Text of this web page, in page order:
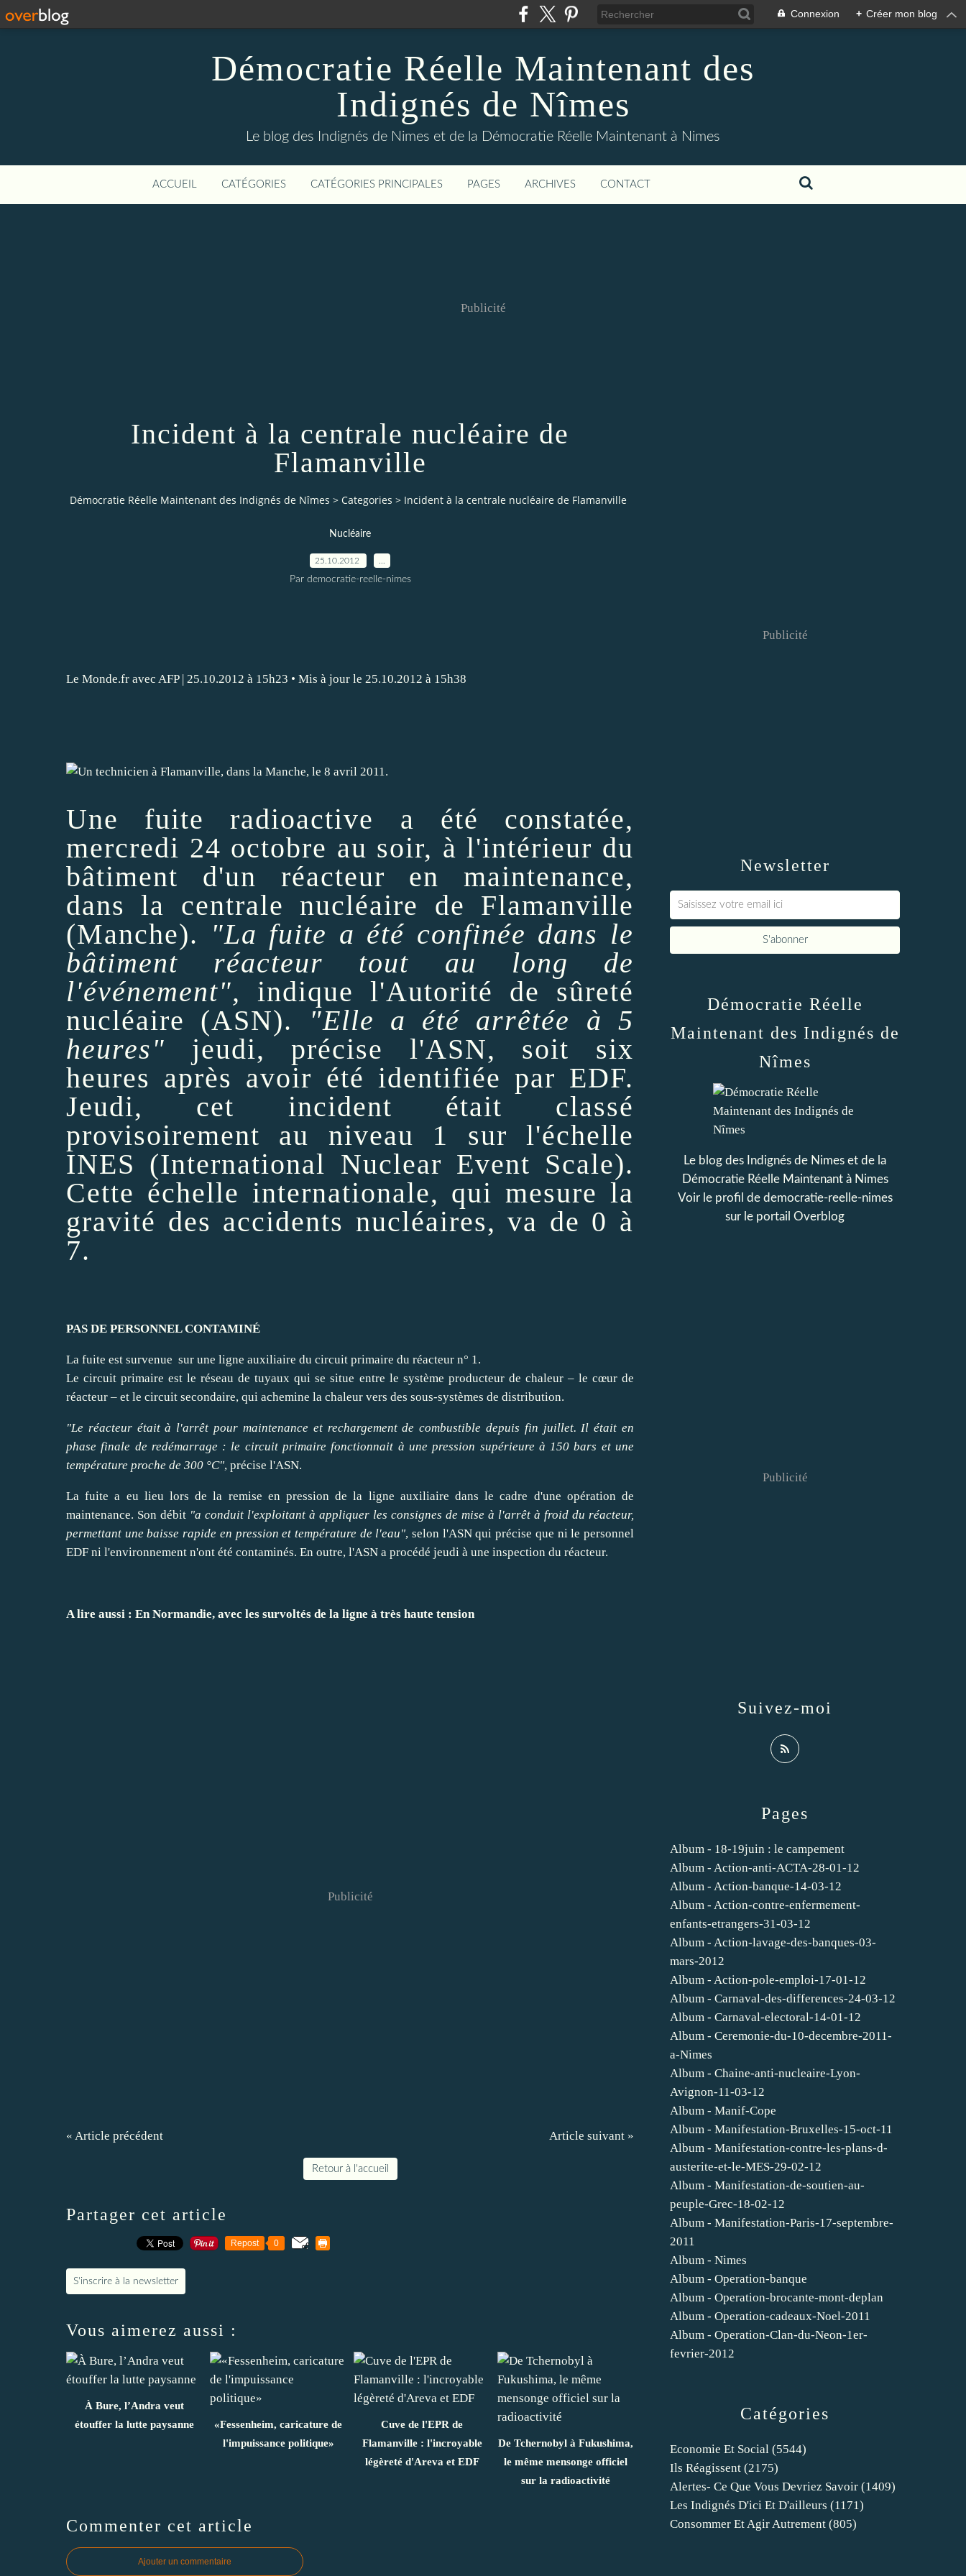
Connexion + Créer mon blog
Démocratie Réelle Maintenant des
Indignés de Nîmes
Le blog des Indignés de Nimes et de la Démocratie Réelle Maintenant à Nimes
ACCUEIL CATÉGORIES CATÉGORIES PRINCIPALES PAGES ARCHIVES CONTACT
Publicité
Incident à la centrale nucléaire de
Flamanville
Démocratie Réelle Maintenant des Indignés de Nîmes > Categories > Incident à la centrale nucléaire de Flamanville
Nucléaire
25.10.2012
Par democratie-reelle-nimes
Le Monde.fr avec AFP| 25.10.2012 à 15h23 • Mis à jour le 25.10.2012 à 15h38
Une fuite radioactive a été constatée,
mercredi 24 octobre au soir, à l'intérieur du
bâtiment d'un réacteur en maintenance,
dans la centrale nucléaire de Flamanville
(Manche). "La fuite a été confinée dans le
bâtiment réacteur tout au long de
l'événement", indique l'Autorité de sûreté
nucléaire (ASN).
"Elle a été arrêtée à 5
heures" jeudi, précise l'ASN, soit six
heures après avoir été identifiée par EDF.
Jeudi, cet incident était classé
provisoirement au niveau 1 sur l'échelle
INES (International Nuclear Event Scale).
Cette échelle internationale, qui mesure la
gravité des accidents nucléaires, va de 0 à
7.
PAS DE PERSONNEL CONTAMINÉ
La fuite est survenue sur une ligne auxiliaire du circuit primaire du réacteur n° 1.
Le circuit primaire est le réseau de tuyaux qui se situe entre le système producteur de chaleur – le cœur de
réacteur – et le circuit secondaire, qui achemine la chaleur vers des sous-systèmes de distribution.
"Le réacteur était à l'arrêt pour maintenance et rechargement de combustible depuis fin juillet. Il était en
phase finale de redémarrage : le circuit primaire fonctionnait à une pression supérieure à 150 bars et une
température proche de 300 °C", précise l'ASN.
La fuite a eu lieu lors de la remise en pression de la ligne auxiliaire dans le cadre d'une opération de
maintenance. Son débit "a conduit l'exploitant à appliquer les consignes de mise à l'arrêt à froid du réacteur,
permettant une baisse rapide en pression et température de l'eau", selon l'ASN qui précise que ni le personnel
EDF ni l'environnement n'ont été contaminés. En outre, l'ASN a procédé jeudi à une inspection du réacteur.
Alire aussi : En Normandie, avec les survoltés de la ligne à très haute tension
Publicité
« Article précédent Article suivant »
Retour à l'accueil
Partager cet article
Repost 0
S'inscrire à la newsletter
Vous aimerez aussi :
À Bure, l’Andra veut
étouffer la lutte paysanne
«Fessenheim, caricature de
l'impuissance politique»
Cuve de l'EPR de
Flamanville : l'incroyable
légèreté d'Areva et EDF
De Tchernobyl à Fukushima,
le même mensonge officiel
sur la radioactivité
Commenter cet article
Ajouter un commentaire
Newsletter
Publicité
Catégories
Economie Et Social (5544)
Ils Réagissent (2175)
Alertes- Ce Que Vous Devriez Savoir (1409)
Les Indignés D'ici Et D'ailleurs (1171)
Consommer Et Agir Autrement (805)
Pages
Album - 18-19juin : le campement
Album - Action-anti-ACTA-28-01-12
Album - Action-banque-14-03-12
Album - Action-contre-enfermement-
enfants-etrangers-31-03-12
Album - Action-lavage-des-banques-03-
mars-2012
Album - Action-pole-emploi-17-01-12
Album - Carnaval-des-differences-24-03-12
Album - Carnaval-electoral-14-01-12
Album - Ceremonie-du-10-decembre-2011-
a-Nimes
Album - Chaine-anti-nucleaire-Lyon-
Avignon-11-03-12
Album - Manif-Cope
Album - Manifestation-Bruxelles-15-oct-11
Album - Manifestation-contre-les-plans-d-
austerite-et-le-MES-29-02-12
Album - Manifestation-de-soutien-au-
peuple-Grec-18-02-12
Album - Manifestation-Paris-17-septembre-
2011
Album - Nimes
Album - Operation-banque
Album - Operation-brocante-mont-deplan
Album - Operation-cadeaux-Noel-2011
Album - Operation-Clan-du-Neon-1er-
fevrier-2012
Démocratie Réelle
Maintenant des Indignés de
Nîmes
Le blog des Indignés de Nimes et de la
Démocratie Réelle Maintenant à Nimes
Voir le profil de democratie-reelle-nimes
sur le portail Overblog
Suivez-moi
Publicité